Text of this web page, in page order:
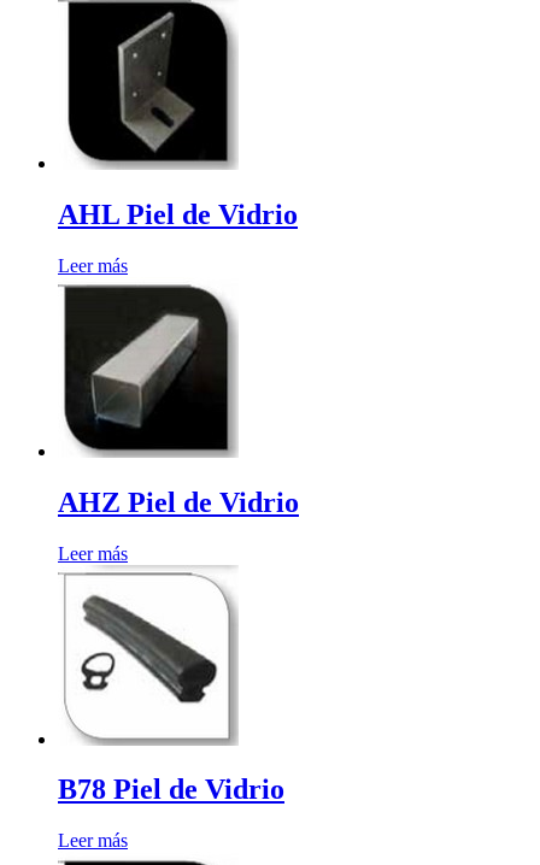
AHL Piel de Vidrio
Leer más
AHZ Piel de Vidrio
Leer más
B78 Piel de Vidrio
Leer más